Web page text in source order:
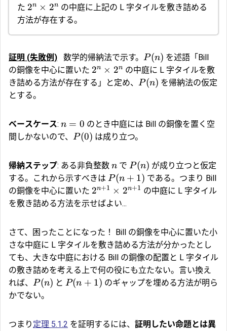
た 2n × 2n の中庭に上記の L 字タイルを敷き詰める
方法が存在する。
証明 (失敗例) 数学的帰納法で示す。 P(n) を述語「Bill
の銅像を中心に置いた 2n × 2n の中庭に L 字タイルを敷
き詰める方法が存在する」と定め、 P(n) を帰納法の仮定
とする。
ベースケース: n = 0 のとき中庭には Bill の銅像を置く空
間しかないので、 P(0) は成り立つ。
帰納ステップ: ある非負整数 n で P(n) が成り立つと仮定
する。これから示すべきは P(n + 1) である。つまり Bill
の銅像を中心に置いた 2n+1 × 2n+1 の中庭に L 字タイル
を敷き詰める方法を示せばよい...
さて、困ったことになった！ Bill の銅像を中心に置いた小
さな中庭に L 字タイルを敷き詰める方法が分かったとし
ても、大きな中庭における Bill の銅像の配置と L 字タイル
の敷き詰めを考える上で何の役にも立たない。言い換え
れば、 P(n) と P(n + 1) のギャップを埋める方法が明ら
かでない。
つまり 定理 5.1.2 を証明するには、 証明したい命題とは異